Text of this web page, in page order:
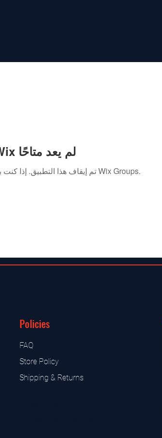
منتدى Wix لم يعد متاحًا
تم إيقاف هذا التطبيق. إذا كنت بحاجة إلى تطبيق مجتمع، استخدم Wix Groups.
Policies
FAQ
Store Policy
Shipping & Returns